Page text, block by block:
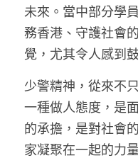
未來。當中部分學
務香港、守護社會
覺，尤其令人感到
少警精神，從來不
一種做人態度，是
的承擔，是對社會
家凝聚在一起的力